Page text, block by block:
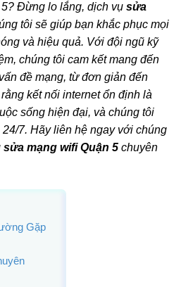
Đừng lo lắng, dịch vụ sửa
tôi sẽ giúp bạn khắc phục mọi
và hiệu quả. Với đội ngũ kỹ
chúng tôi cam kết mang đến
đề mạng, từ đơn giản đến
kết nối internet ổn định là
sống hiện đại, và chúng tôi
7. Hãy liên hệ ngay với chúng
sửa mạng wifi Quận 5 chuyên
Gặp